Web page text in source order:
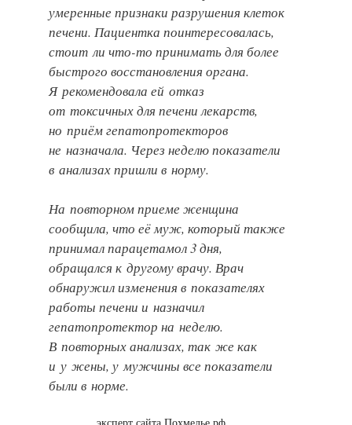
умеренные признаки разрушения клеток
печени. Пациентка поинтересовалась,
стоит ли что-то принимать для более
быстрого восстановления органа.
Я рекомендовала ей отказ
от токсичных для печени лекарств,
но приём гепатопротекторов
не назначала. Через неделю показатели
в анализах пришли в норму.
На повторном приеме женщина
сообщила, что её муж, который также
принимал парацетамол 3 дня,
обращался к другому врачу. Врач
обнаружил изменения в показателях
работы печени и назначил
гепатопротектор на неделю.
В повторных анализах, так же как
и у жены, у мужчины все показатели
были в норме.